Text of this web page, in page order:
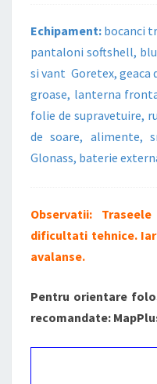
Echipament: bocanci
pantaloni softshell,
si vant Goretex, geaca
groase, lanterna
folie de supravetuire,
de soare, alimente,
Glonass, baterie
Observatii:
dificultati tehnice.
avalanse.
Pentru orientare
recomandate: